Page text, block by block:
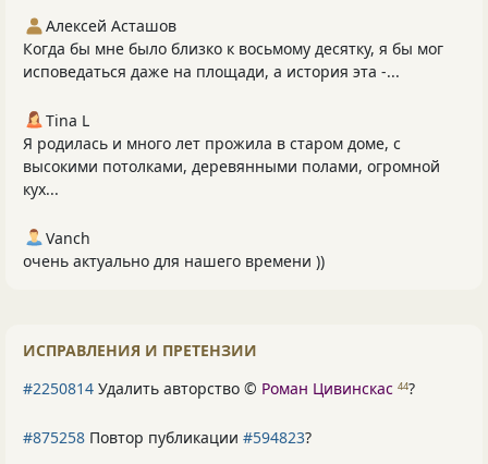
Алексей Асташов
Когда бы мне было близко к восьмому десятку, я бы мог
исповедаться даже на площади, а история эта -...
Tina L
Я родилась и много лет прожила в старом доме, с
высокими потолками, деревянными полами, огромной
кух...
Vanch
очень актуально для нашего времени ))
ИСПРАВЛЕНИЯ И ПРЕТЕНЗИИ
#2250814 Удалить авторство © Роман Цивинскас 44?
#875258 Повтор публикации #594823?